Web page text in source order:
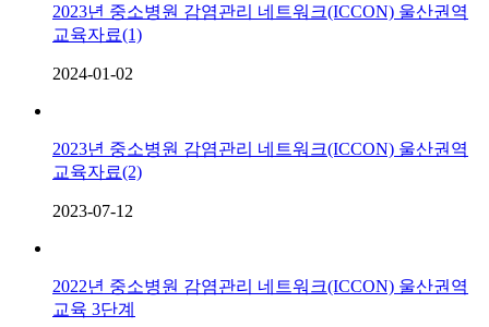
2023년 중소병원 감염관리 네트워크(ICCON) 울산권역
교육자료(1)
2024-01-02
2023년 중소병원 감염관리 네트워크(ICCON) 울산권역
교육자료(2)
2023-07-12
2022년 중소병원 감염관리 네트워크(ICCON) 울산권역
교육 3단계